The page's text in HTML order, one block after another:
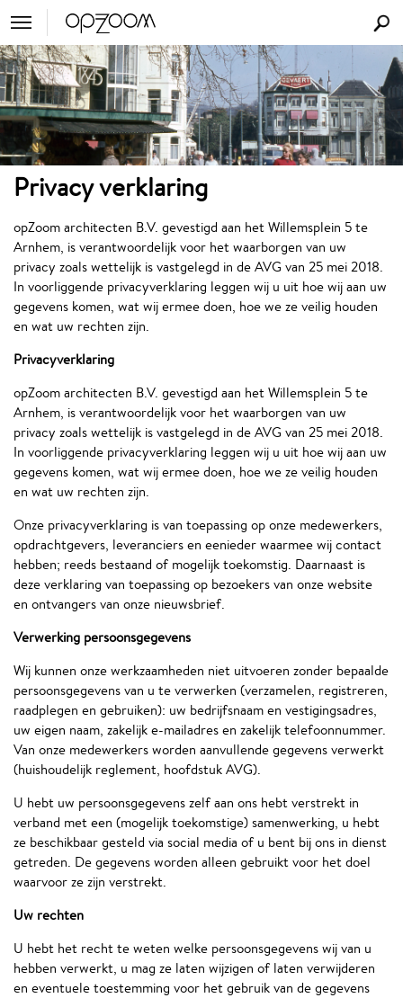
Privacy verklaring
opZoom architecten B.V. gevestigd aan het Willemsplein 5 te
Arnhem, is verantwoordelijk voor het waarborgen van uw
privacy zoals wettelijk is vastgelegd in de AVG van 25 mei 2018.
In voorliggende privacyverklaring leggen wij u uit hoe wij aan uw
gegevens komen, wat wij ermee doen, hoe we ze veilig houden
en wat uw rechten zijn.
Privacyverklaring
opZoom architecten B.V. gevestigd aan het Willemsplein 5 te
Arnhem, is verantwoordelijk voor het waarborgen van uw
privacy zoals wettelijk is vastgelegd in de AVG van 25 mei 2018.
In voorliggende privacyverklaring leggen wij u uit hoe wij aan uw
gegevens komen, wat wij ermee doen, hoe we ze veilig houden
en wat uw rechten zijn.
Onze privacyverklaring is van toepassing op onze medewerkers,
opdrachtgevers, leveranciers en eenieder waarmee wij contact
hebben; reeds bestaand of mogelijk toekomstig. Daarnaast is
deze verklaring van toepassing op bezoekers van onze website
en ontvangers van onze nieuwsbrief.
Verwerking persoonsgegevens
Wij kunnen onze werkzaamheden niet uitvoeren zonder bepaalde
persoonsgegevens van u te verwerken (verzamelen, registreren,
raadplegen en gebruiken): uw bedrijfsnaam en vestigingsadres,
uw eigen naam, zakelijk e-mailadres en zakelijk telefoonnummer.
Van onze medewerkers worden aanvullende gegevens verwerkt
(huishoudelijk reglement, hoofdstuk AVG).
U hebt uw persoonsgegevens zelf aan ons hebt verstrekt in
verband met een (mogelijk toekomstige) samenwerking, u hebt
ze beschikbaar gesteld via social media of u bent bij ons in dienst
getreden. De gegevens worden alleen gebruikt voor het doel
waarvoor ze zijn verstrekt.
Uw rechten
U hebt het recht te weten welke persoonsgegevens wij van u
hebben verwerkt, u mag ze laten wijzigen of laten verwijderen
en eventuele toestemming voor het gebruik van de gegevens